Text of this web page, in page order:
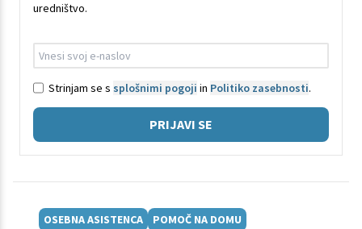
uredništvo.
Strinjam se s splošnimi pogoji in Politiko zasebnosti.
PRIJAVI SE
OSEBNA ASISTENCA
POMOČ NA DOMU